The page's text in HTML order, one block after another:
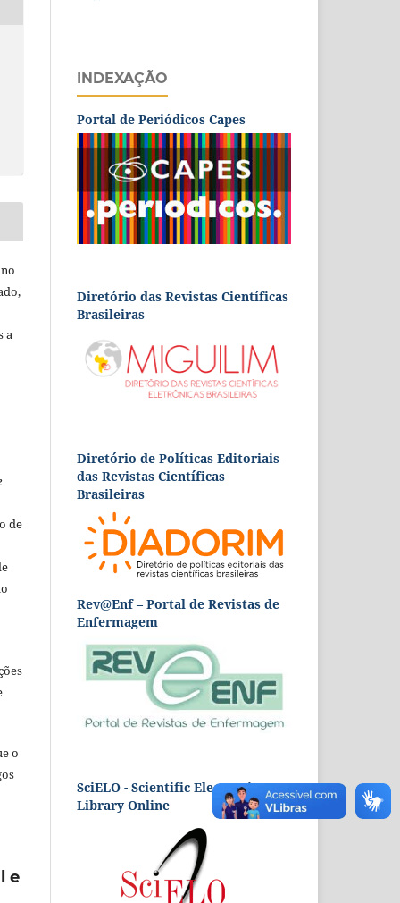
a
de
o
e
INDEXAÇÃO
Portal de Periódicos Capes
Diretório das Revistas Científicas
Brasileiras
Diretório de Políticas Editoriais
das Revistas Científicas
Brasileiras
Rev@Enf – Portal de Revistas de
Enfermagem
SciELO - Scientific Electronic
Library Online